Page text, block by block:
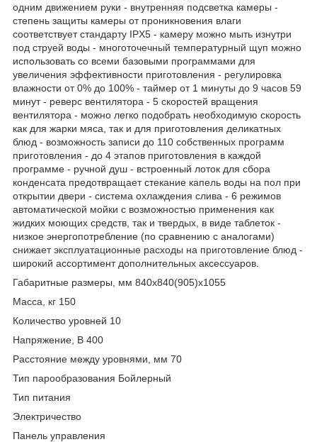
одним движением руки - внутренняя подсветка камеры -
степень защиты камеры от проникновения влаги
соответствует стандарту IPX5 - камеру можно мыть изнутри
под струей воды - многоточечный температурный щуп можно
использовать со всеми базовыми программами для
увеличения эффективности приготовления - регулировка
влажности от 0% до 100% - таймер от 1 минуты до 9 часов 59
минут - реверс вентилятора - 5 скоростей вращения
вентилятора - можно легко подобрать необходимую скорость
как для жарки мяса, так и для приготовления деликатных
блюд - возможность записи до 110 собственных программ
приготовления - до 4 этапов приготовления в каждой
программе - ручной душ - встроенный лоток для сбора
конденсата предотвращает стекание капель воды на пол при
открытии двери - система охлаждения слива - 6 режимов
автоматической мойки с возможностью применения как
жидких моющих средств, так и твердых, в виде таблеток -
низкое энергопотребление (по сравнению с аналогами)
снижает эксплуатационные расходы на приготовление блюд -
широкий ассортимент дополнительных аксессуаров.
Габаритные размеры, мм 840х840(905)х1055
Масса, кг 150
Количество уровней 10
Напряжение, В 400
Расстояние между уровнями, мм 70
Тип парообразования Бойлерный
Тип питания
Электричество
Панель управления